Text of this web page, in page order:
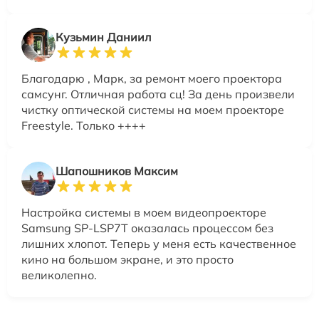
Кузьмин Даниил
Благодарю , Марк, за ремонт моего проектора
самсунг. Отличная работа сц! За день произвели
чистку оптической системы на моем проекторе
Freestyle. Только ++++
Шапошников Максим
Настройка системы в моем видеопроекторе
Samsung SP-LSP7T оказалась процессом без
лишних хлопот. Теперь у меня есть качественное
кино на большом экране, и это просто
великолепно.